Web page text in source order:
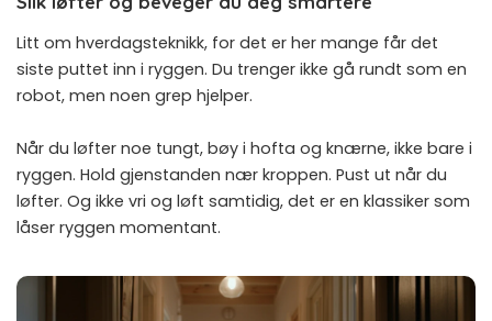
Litt om hverdagsteknikk, for det er her mange får det
siste puttet inn i ryggen. Du trenger ikke gå rundt som en
robot, men noen grep hjelper.
Når du løfter noe tungt, bøy i hofta og knærne, ikke bare i
ryggen. Hold gjenstanden nær kroppen. Pust ut når du
løfter. Og ikke vri og løft samtidig, det er en klassiker som
låser ryggen momentant.